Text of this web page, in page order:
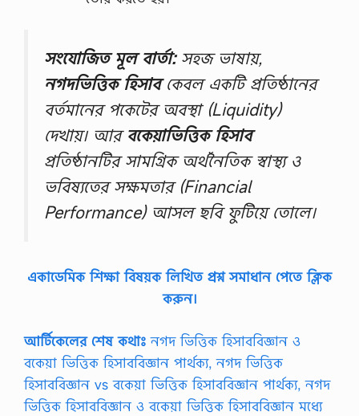
সংযোজিত মূল বার্তা:সহজ ভাষায়,
নগদভিত্তিক হিসাবকেবল একটি প্রতিষ্ঠানের
বর্তমানের পকেটের অবস্থা (Liquidity)
দেখায়। আরবকেয়াভিত্তিক হিসাব
প্রতিষ্ঠানটির সামগ্রিক অর্থনৈতিক স্বাস্থ্য ও
ভবিষ্যতের সক্ষমতার (Financial
Performance) আসল ছবি ফুটিয়ে তোলে।
একাডেমিক শিক্ষা বিষয়ক লিখিত প্রশ্ন সমাধান পেতে ক্লিক
করুন।
আর্টিকেলের শেষ কথাঃ নগদ ভিত্তিক হিসাববিজ্ঞান ও
বকেয়া ভিত্তিক হিসাববিজ্ঞান পার্থক্য, নগদ ভিত্তিক
হিসাববিজ্ঞান vs বকেয়া ভিত্তিক হিসাববিজ্ঞান পার্থক্য, নগদ
ভিত্তিক হিসাববিজ্ঞান ও বকেয়া ভিত্তিক হিসাববিজ্ঞান মধ্যে